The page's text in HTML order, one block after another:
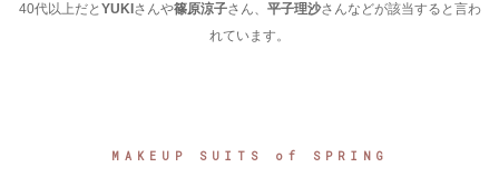
40代以上だと YUKI さんや篠原涼子さん、 平子理沙さんなどが該当すると言わ
れています。
MAKEUP SUITS of SPRING